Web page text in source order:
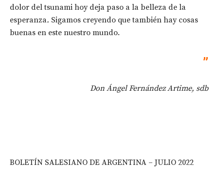
dolor del tsunami hoy deja paso a la belleza de la
esperanza. Sigamos creyendo que también hay cosas
buenas en este nuestro mundo.
”
Don Ángel Fernández Artime, sdb
BOLETÍN SALESIANO DE ARGENTINA – JULIO 2022